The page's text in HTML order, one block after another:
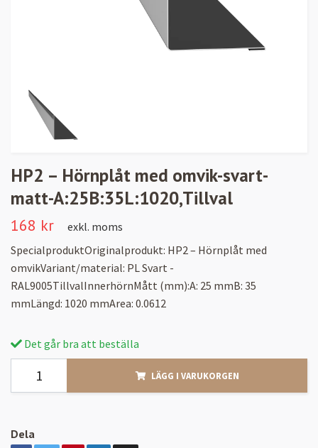
HP2 – Hörnplåt med omvik-svart-
matt-A:25B:35L:1020,Tillval
168 kr
exkl. moms
SpecialproduktOriginalprodukt: HP2 – Hörnplåt med
omvikVariant/material: PL Svart -
RAL9005TillvalInnerhörnMått (mm):A: 25 mmB: 35
mmLängd: 1020 mmArea: 0.0612
Det går bra att beställa
LÄGG I VARUKORGEN
Dela